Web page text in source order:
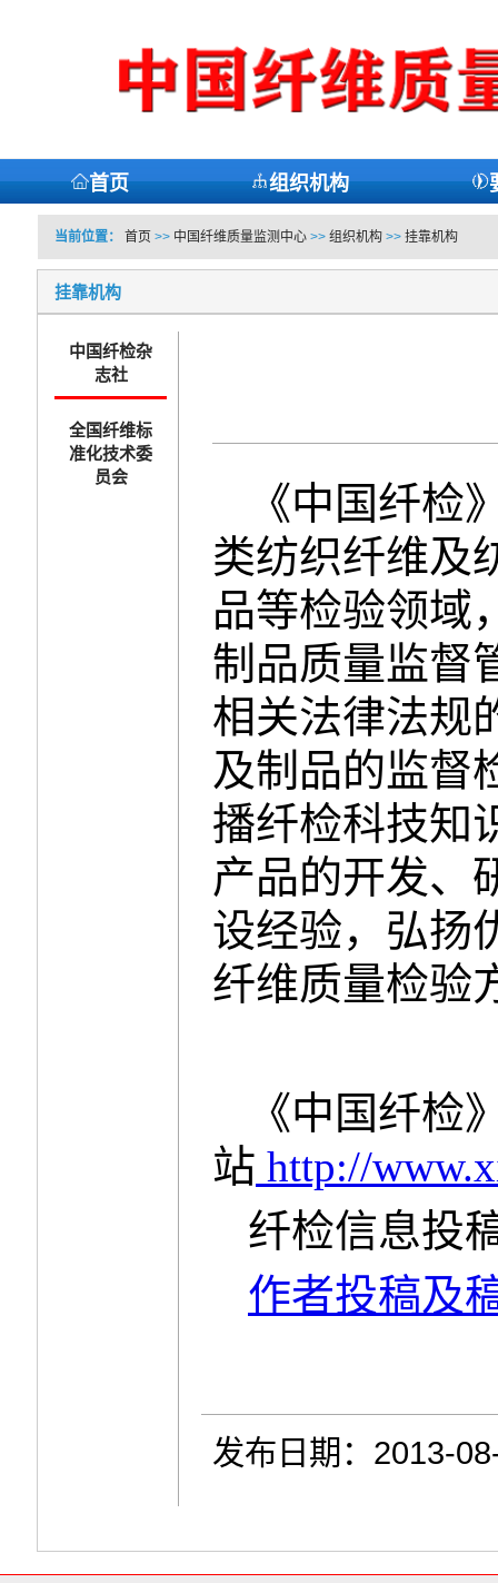
首页 组织机构
当前位置： 首页 >> 中国纤维质量监测中心>> 组织机构>> 挂靠机构
挂靠机构
中国纤检杂
志社
全国纤维标
准化技术委
员会
《中国纤检
类纺织纤维及
品等检验领域
制品质量监督
相关法律法规
及制品的监督
播纤检科技知
产品的开发、
设经验，弘扬
纤维质量检验
《中国纤检
站 http://
纤检信息投
作者投稿及
发布日期：2013-